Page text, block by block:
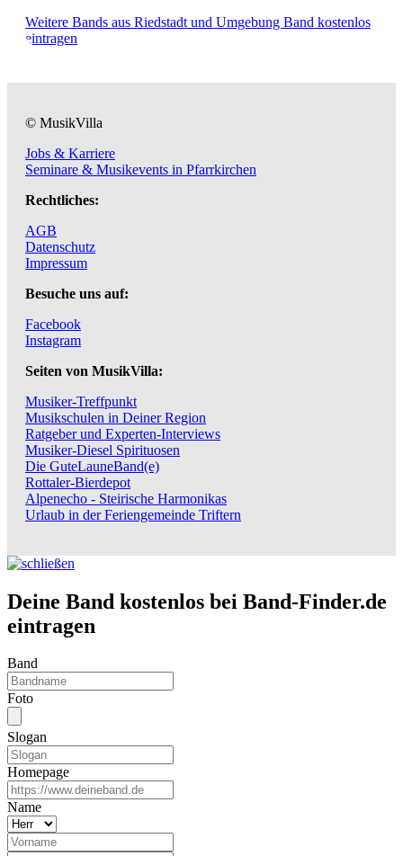
Weitere Bands aus Riedstadt und Umgebung Band kostenlos
eintragen
© MusikVilla
Jobs & Karriere
Seminare & Musikevents in Pfarrkirchen
Rechtliches:
AGB
Datenschutz
Impressum
Besuche uns auf:
Facebook
Instagram
Seiten von MusikVilla:
Musiker-Treffpunkt
Musikschulen in Deiner Region
Ratgeber und Experten-Interviews
Musiker-Diesel Spirituosen
Die GuteLauneBand(e)
Rottaler-Bierdepot
Alpenecho - Steirische Harmonikas
Urlaub in der Feriengemeinde Triftern
Deine Band kostenlos bei Band-Finder.de
eintragen
Band
Foto
Slogan
Homepage
Name